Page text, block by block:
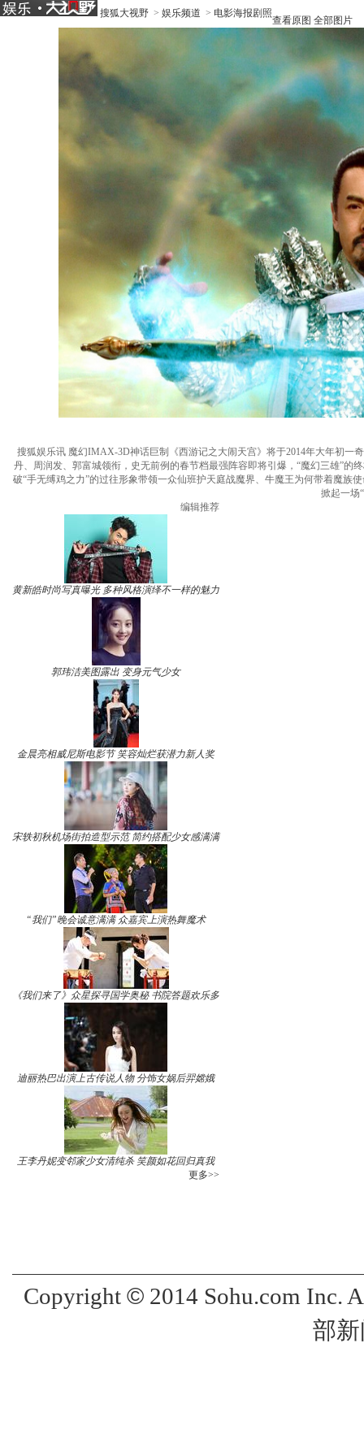
搜狐大视野 > 娱乐频道 > 电影海报剧照
查看原图 全部图片
搜狐娱乐讯 魔幻IMAX-3D神话巨制《西游记之大闹天宫》将于2014年大年初
丹、周润发、郭富城领衔，史无前例的春节档最强阵容即将引爆，“魔幻三雄”
破“手无缚鸡之力”的过往形象带领一众仙班护天庭战魔界、牛魔王为何带着魔族
掀起一场
编辑推荐
黄新皓时尚写真曝光 多种风格演绎不一样的魅力
郭玮洁美图露出 变身元气少女
金晨亮相威尼斯电影节 笑容灿烂获潜力新人奖
宋轶初秋机场街拍造型示范 简约搭配少女感满满
“我们”晚会诚意满满 众嘉宾上演热舞魔术
《我们来了》众星探寻国学奥秘 书院答题欢乐多
迪丽热巴出演上古传说人物 分饰女娲后羿嫦娥
王李丹妮变邻家少女清纯杀 笑颜如花回归真我
更多>>
Copyright ©2014 Sohu.com Inc.
部